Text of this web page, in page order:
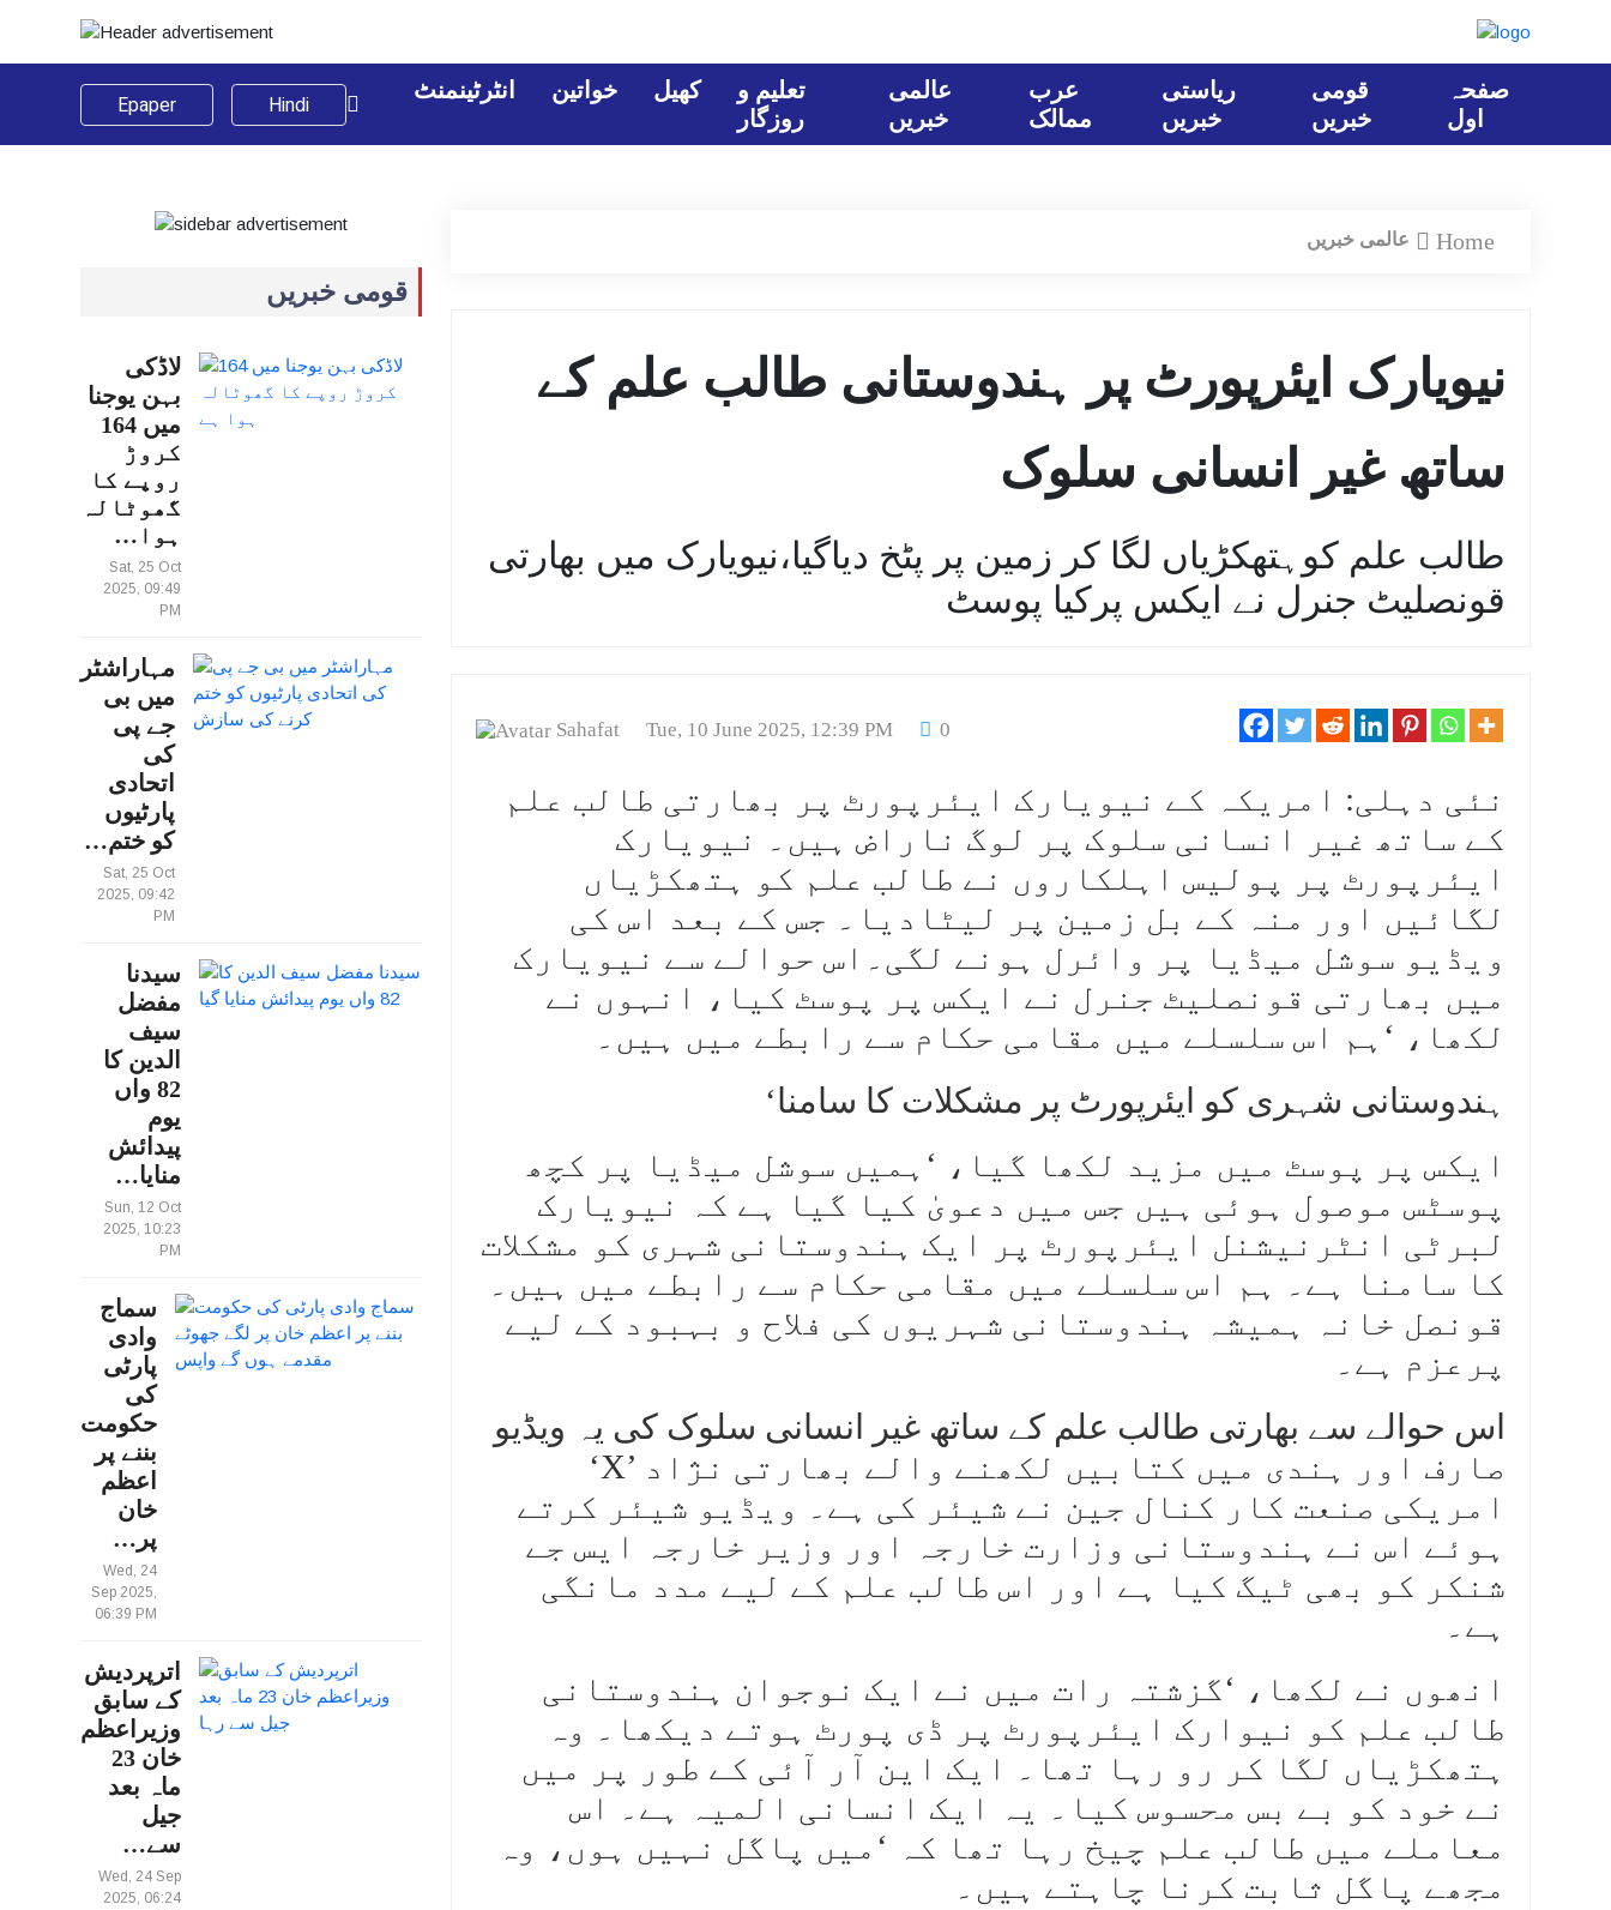
Epaper Hindi
صفحہ
اول
قومی
خبریں
ریاستی
خبریں
عرب
ممالک
عالمی
خبریں
تعلیم و
روزگار
کھیل خواتین انٹرٹینمنٹ
قومی خبریں
لاڈکی
بہن یوجنا
میں 164
کروڑ
روپے کا
گھوٹالہ
ہوا…
Sat, 25 Oct
2025, 09:49
PM
مہاراشٹر
میں بی
جے پی
کی
اتحادی
پارٹیوں
کو ختم…
Sat, 25 Oct
2025, 09:42
PM
سیدنا
مفضل
سیف
الدین کا
82 واں
یوم
پیدائش
منایا…
Sun, 12 Oct
2025, 10:23
PM
سماج
وادی
پارٹی
کی
حکومت
بننے پر
اعظم
خان
پر…
Wed, 24
Sep 2025,
06:39 PM
اترپردیش
کے سابق
وزیراعظم
خان 23
ماہ بعد
جیل
سے…
Wed, 24 Sep
2025, 06:24
Home عالمی خبریں
نیویارک ایئرپورٹ پر ہندوستانی طالب علم کے
ساتھ غیر انسانی سلوک
طالب علم کوہتھکڑیاں لگا کر زمین پر پٹخ دیاگیا،نیویارک میں بھارتی
قونصلیٹ جنرل نے ایکس پرکیا پوسٹ
Sahafat Tue, 10 June 2025, 12:39 PM 0
نئی دہلی: امریکہ کے نیویارک ایئرپورٹ پر بھارتی طالب علم
کے ساتھ غیر انسانی سلوک پر لوگ ناراض ہیں۔ نیویارک
ایئرپورٹ پر پولیس اہلکاروں نے طالب علم کو ہتھکڑیاں
لگائیں اور منہ کے بل زمین پر لیٹادیا۔ جس کے بعد اس کی
ویڈیو سوشل میڈیا پر وائرل ہونے لگی۔اس حوالے سے نیویارک
میں بھارتی قونصلیٹ جنرل نے ایکس پر پوسٹ کیا، انہوں نے
لکھا، ‘ہم اس سلسلے میں مقامی حکام سے رابطے میں ہیں۔
‘ہندوستانی شہری کو ایئرپورٹ پر مشکلات کا سامنا
ایکس پر پوسٹ میں مزید لکھا گیا، ‘ہمیں سوشل میڈیا پر کچھ
پوسٹس موصول ہوئی ہیں جس میں دعویٰ کیا گیا ہے کہ نیویارک
لبرٹی انٹرنیشنل ایئرپورٹ پر ایک ہندوستانی شہری کو مشکلات
کا سامنا ہے۔ ہم اس سلسلے میں مقامی حکام سے رابطے میں ہیں۔
قونصل خانہ ہمیشہ ہندوستانی شہریوں کی فلاح و بہبود کے لیے
پرعزم ہے۔
اس حوالے سے بھارتی طالب علم کے ساتھ غیر انسانی سلوک کی یہ ویڈیو
‘X’ صارف اور ہندی میں کتابیں لکھنے والے بھارتی نژاد
امریکی صنعت کار کنال جین نے شیئر کی ہے۔ ویڈیو شیئر کرتے
ہوئے اس نے ہندوستانی وزارت خارجہ اور وزیر خارجہ ایس جے
شنکر کو بھی ٹیگ کیا ہے اور اس طالب علم کے لیے مدد مانگی
ہے۔
انھوں نے لکھا، ‘گزشتہ رات میں نے ایک نوجوان ہندوستانی
طالب علم کو نیوارک ایئرپورٹ پر ڈی پورٹ ہوتے دیکھا۔ وہ
ہتھکڑیاں لگا کر رو رہا تھا۔ ایک این آر آئی کے طور پر میں
نے خود کو بے بس محسوس کیا۔ یہ ایک انسانی المیہ ہے۔ اس
معاملے میں طالب علم چیخ رہا تھا کہ ‘میں پاگل نہیں ہوں، وہ
مجھے پاگل ثابت کرنا چاہتے ہیں۔